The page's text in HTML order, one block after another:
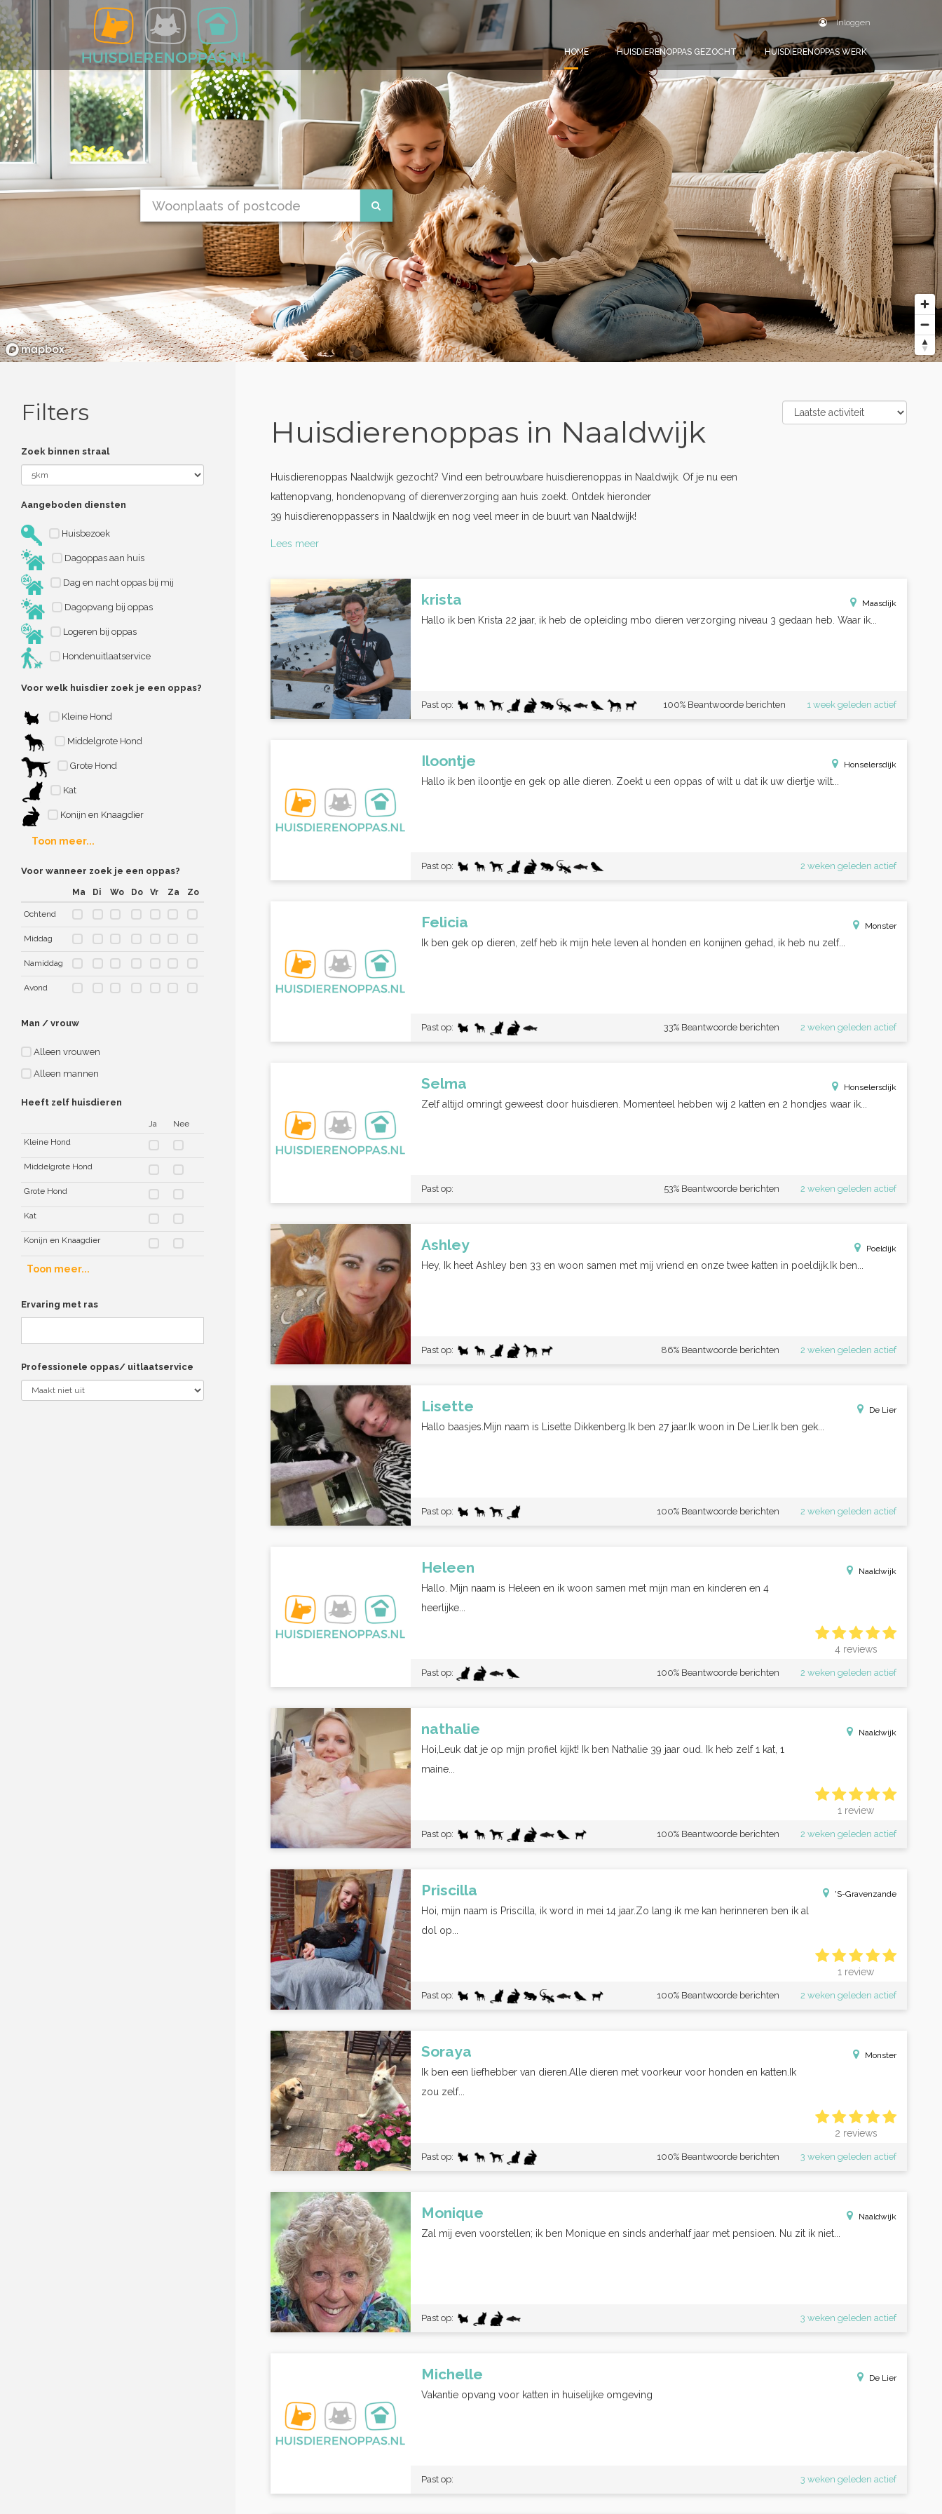
Inloggen
HOME HUISDIERENOPPAS GEZOCHT HUISDIERENOPPAS WERK
Filters
Zoek binnen straal
Aangeboden diensten
Huisbezoek
Dagoppas aan huis
Dag en nacht oppas bij mij
Dagopvang bij oppas
Logeren bij oppas
Hondenuitlaatservice
Voor welk huisdier zoek je een oppas?
Kleine Hond
Middelgrote Hond
Grote Hond
Kat
Konijn en Knaagdier
Toon meer...
Voor wanneer zoek je een oppas?
Ma Di Wo Do Vr Za Zo
Ochtend
Middag
Namiddag
Avond
Man / vrouw
Alleen vrouwen
Alleen mannen
Heeft zelf huisdieren
Ja
Nee
Kleine Hond
Middelgrote Hond
Grote Hond
Kat
Konijn en Knaagdier
Toon meer...
Ervaring met ras
Professionele oppas/ uitlaatservice
Huisdierenoppas in Naaldwijk
Huisdierenoppas Naaldwijk gezocht? Vind een betrouwbare huisdierenoppas in Naaldwijk. Of je nu een
kattenopvang, hondenopvang of dierenverzorging aan huis zoekt. Ontdek hieronder
39 huisdierenoppassers in Naaldwijk en nog veel meer in de buurt van Naaldwijk!
Lees meer
krista Maasdijk
Hallo ik ben Krista 22 jaar, ik heb de opleiding mbo dieren verzorging niveau 3 gedaan heb. Waar ik...
Past op: 1 week geleden actief
100% Beantwoorde berichten
Iloontje Honselersdijk
Hallo ik ben iloontje en gek op alle dieren. Zoekt u een oppas of wilt u dat ik uw diertje wilt...
Past op: 2 weken geleden actief
Felicia Monster
Ik ben gek op dieren, zelf heb ik mijn hele leven al honden en konijnen gehad, ik heb nu zelf...
Past op: 2 weken geleden actief
33% Beantwoorde berichten
Selma Honselersdijk
Zelf altijd omringt geweest door huisdieren. Momenteel hebben wij 2 katten en 2 hondjes waar ik...
Past op: 2 weken geleden actief
53% Beantwoorde berichten
Ashley Poeldijk
Hey, Ik heet Ashley ben 33 en woon samen met mij vriend en onze twee katten in poeldijk.Ik ben...
Past op: 2 weken geleden actief
86% Beantwoorde berichten
Lisette De Lier
Hallo baasjes.Mijn naam is Lisette Dikkenberg.Ik ben 27 jaar.Ik woon in De Lier.Ik ben gek...
Past op: 2 weken geleden actief
100% Beantwoorde berichten
Heleen Naaldwijk
4 reviews
Hallo. Mijn naam is Heleen en ik woon samen met mijn man en kinderen en 4
heerlijke...
Past op: 2 weken geleden actief
100% Beantwoorde berichten
nathalie Naaldwijk
1 review
Hoi,Leuk dat je op mijn profiel kijkt! Ik ben Nathalie 39 jaar oud. Ik heb zelf 1 kat, 1
maine...
Past op: 2 weken geleden actief
100% Beantwoorde berichten
Priscilla 'S-Gravenzande
1 review
Hoi, mijn naam is Priscilla, ik word in mei 14 jaar.Zo lang ik me kan herinneren ben ik al
dol op...
Past op: 2 weken geleden actief
100% Beantwoorde berichten
Soraya Monster
2 reviews
Ik ben een liefhebber van dieren.Alle dieren met voorkeur voor honden en katten.Ik
zou zelf...
Past op: 3 weken geleden actief
100% Beantwoorde berichten
Monique Naaldwijk
Zal mij even voorstellen; ik ben Monique en sinds anderhalf jaar met pensioen. Nu zit ik niet...
Past op: 3 weken geleden actief
Michelle De Lier
Vakantie opvang voor katten in huiselijke omgeving
Past op: 3 weken geleden actief